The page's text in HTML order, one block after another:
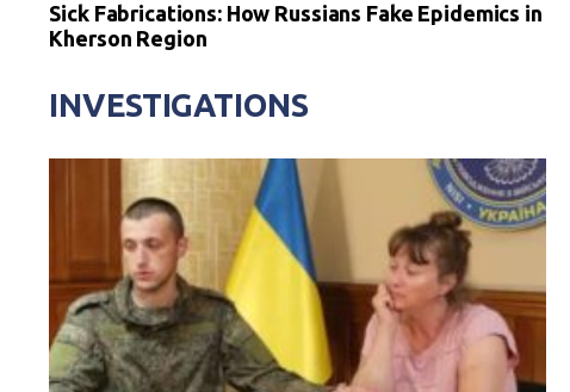
Sick Fabrications: How Russians Fake Epidemics in
Kherson Region
INVESTIGATIONS